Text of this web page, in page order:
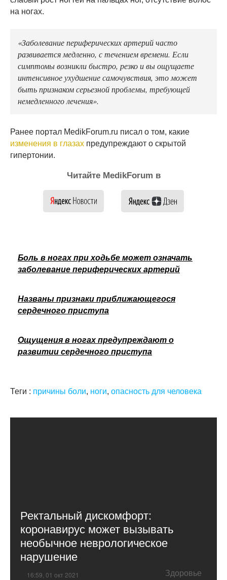
на ногах.
«Заболевание периферических артерий часто
развивается медленно, с течением времени. Если
симптомы возникли быстро, резко и вы ощущаете
интенсивное ухудшение самочувствия, это может
быть признаком серьезной проблемы, требующей
немедленного лечения».
Ранее портал MedikForum.ru писал о том, какие
изменения в глазах предупреждают о скрытой
гипертонии.
Читайте MedikForum в
Боль в ногах при ходьбе может означать
заболевание периферических артерий
Названы признаки приближающегося
сердечного приступа
Ощущения в ногах предупреждают о
развитии сердечного приступа
Теги : причины боли, ноги, опасность для человека
Ректальный дискомфорт:
коронавирус может вызывать
необычное неврологическое
нарушение
16:59, 01 окт 2021 Здоровье